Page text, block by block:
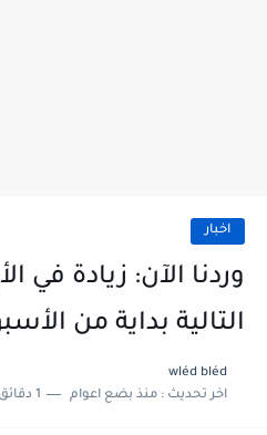
اخبار
وردنا الآن: زيادة في
التالية بداية من
wléd bléd
اخر تحديث :منذ بضع اعوام 1 دقائق للقراءة